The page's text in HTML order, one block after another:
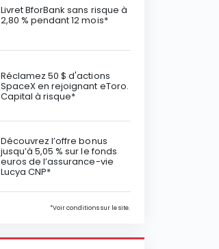
Livret BforBank sans risque à
2,80 % pendant 12 mois*
Réclamez 50 $ d'actions
SpaceX en rejoignant eToro.
Capital à risque*
Découvrez l’offre bonus
jusqu’à 5,05 % sur le fonds
euros de l’assurance-vie
Lucya CNP*
*Voir conditions sur le site.